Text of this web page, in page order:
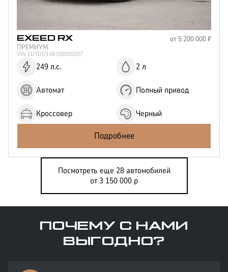
EXEED RX от 5 200 000₽
ПРЕМИУМ
VIN EDYDD14B3S0000207
249 л.с. 2 л
Автомат Полный привод
Кроссовер Черный
Подробнее
Посмотреть еще 28 автомобилей
от 3 150 000 р
ПОЧЕМУ С НАМИ
ВЫГОДНО?